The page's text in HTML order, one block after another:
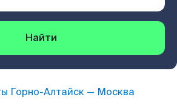
Найти
Горно-Алтайск — Москва